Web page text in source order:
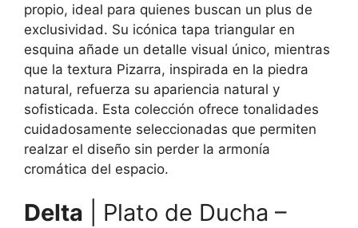
propio, ideal para quienes buscan un plus de
exclusividad. Su icónica tapa triangular en
esquina añade un detalle visual único, mientras
que la textura Pizarra, inspirada en la piedra
natural, refuerza su apariencia natural y
sofisticada. Esta colección ofrece tonalidades
cuidadosamente seleccionadas que permiten
realzar el diseño sin perder la armonía
cromática del espacio.
Delta | Plato de Ducha –